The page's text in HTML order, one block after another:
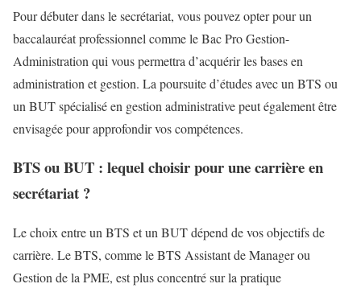
Pour débuter dans le secrétariat, vous pouvez opter pour un
baccalauréat professionnel comme le Bac Pro Gestion-
Administration qui vous permettra d’acquérir les bases en
administration et gestion. La poursuite d’études avec un BTS ou
un BUT spécialisé en gestion administrative peut également être
envisagée pour approfondir vos compétences.
BTS ou BUT : lequel choisir pour une carrière en
secrétariat ?
Le choix entre un BTS et un BUT dépend de vos objectifs de
carrière. Le BTS, comme le BTS Assistant de Manager ou
Gestion de la PME, est plus concentré sur la pratique